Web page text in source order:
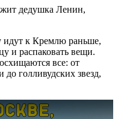
дедушка Ленин,
идут к Кремлю раньше,
и распаковать вещи.
все: от
голливудских звезд,